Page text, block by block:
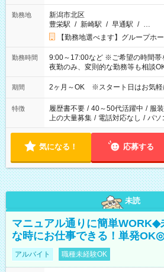
勤務地
新潟市北区
豊栄駅 / 新崎駅 / 早通駅 / …
【勤務地選べます】グループホ
勤務時間
9:00～17:00など ※ご希望の時間帯をご相談ください。 ※日勤、
夜勤のみ、変則的な勤務等も相談
期間 2ヶ月～OK ※スタート日はお気軽
特徴 履歴書不要 / 40～50代活躍中 / 服
上の大量募集 / 電話対応なし / パソ
気になる！ 応募する
未読
マニュアル通りに簡単WORK◆
な時にお仕事できる！単発
アルバイト 職種未経験OK